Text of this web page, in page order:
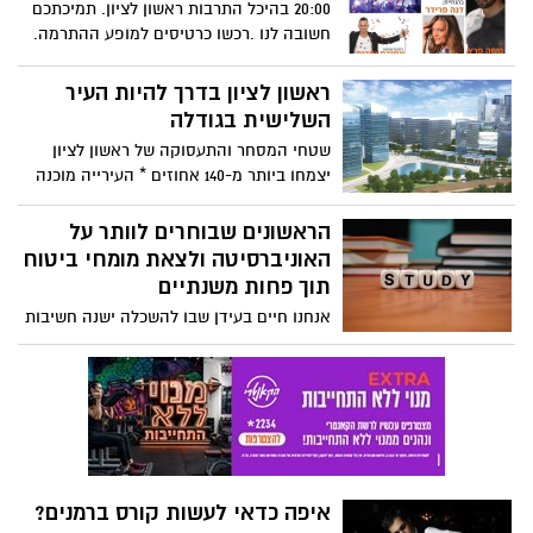
ביחידות סיוע המורכבות מאנשי מקצוע דוגמת
20:00 בהיכל התרבות ראשון לציון. תמיכתכם
חשובה לנו .רכשו כרטיסים למופע ההתרמה.
טובים.
ראשון לציון בדרך להיות העיר
השלישית בגודלה
שטחי המסחר והתעסוקה של ראשון לציון
יצמחו ביותר מ-140 אחוזים * העירייה מוכנה
לקחת על עצמה לנהל ולהשיג מימון להקמת
הרכבת הקלה בעיר ושדירה עירונית אחת
תחבר את המזרח, המרכז והמערב * ראשון
הראשונים שבוחרים לוותר על
האוניברסיטה ולצאת מומחי ביטוח
תוך פחות משנתיים
אנחנו חיים בעידן שבו להשכלה ישנה חשיבות
עצומה. למעשה, בלי השכלה רלוונטית, אין
כמעט סיכוי ליהנות מקריירה מתגמלת באמת,
איפה כדאי לעשות קורס ברמנים?